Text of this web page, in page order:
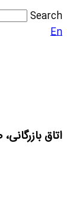
Search
En
اتاق